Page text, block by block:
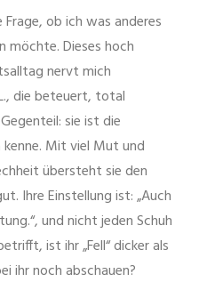
ob ich was anderes
möchte. Dieses hoch
nervt mich
die beteuert, total
sie ist die
Mit viel Mut und
übersteht sie den
Ihre Einstellung ist: „Auch
und nicht jeden Schuh
ist ihr „Fell“ dicker als
ihr noch abschauen?